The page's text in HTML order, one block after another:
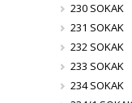
230 SOKAK
231 SOKAK
232 SOKAK
233 SOKAK
234 SOKAK